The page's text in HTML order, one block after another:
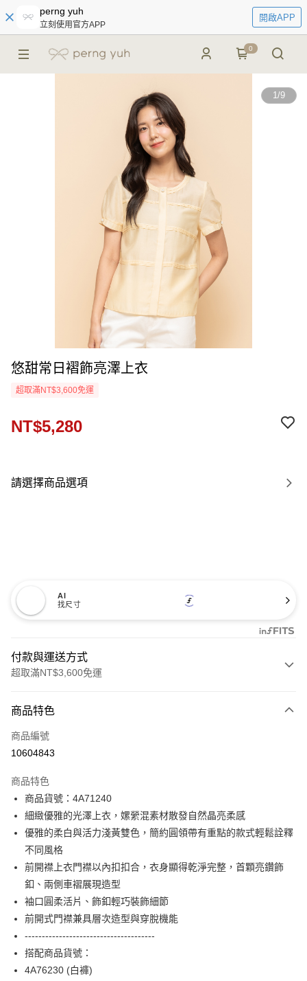
perng yuh
立刻使用官方APP
開啟APP
0
1/9
悠甜常日褶飾亮澤上衣
超取滿NT$3,600免運
NT$5,280
請選擇商品選項
AI
找尺寸
付款與運送方式
超取滿NT$3,600免運
信用卡一次付款
信用卡分期付款
合作金庫商業銀行
華南商業銀行
上海商業儲蓄銀行
台北富邦商業銀行
國泰世華商業銀行
兆豐國際商業銀行
臺灣中小企業銀行
匯豐（台灣）商業銀行
華泰商業銀行
聯邦商業銀行
遠東國際商業銀行
元大商業銀行
玉山商業銀行
星展（台灣）商業銀行
台新國際商業銀行
中國信託商業銀行
超商取貨付款
LINE Pay
街口支付
【關於「AFTEE先享後付」】
AFTEE先享後付是「在收到商品之後才付款」的支付方式。 讓您購物簡單
便利好安心！
１．簡單：不需註冊會員、不需綁卡、不需儲值。
２．便利：只要手機號碼，簡訊認證，即可結帳。
ATM付款
運送方式
商品特色
商品編號
10604843
商品特色
商品貨號：4A71240
細緻優雅的光澤上衣，嫘縈混素材散發自然晶亮柔感
優雅的柔白與活力淺黃雙色，簡約圓領帶有重點的款式輕鬆詮釋
不同風格
前開襟上衣門襟以內扣扣合，衣身顯得乾淨完整，首顆亮鑽飾
釦、兩側車褶展現造型
袖口圓柔活片、飾釦輕巧裝飾細節
前開式門襟兼具層次造型與穿脫機能
--------------------------------------
搭配商品貨號：
4A76230 (白褲)